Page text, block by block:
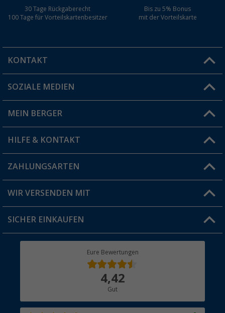
30 Tage Rückgaberecht
100 Tage für Vorteilskartenbesitzer
Bis zu 5% Bonus
mit der Vorteilskarte
KONTAKT
Du hast eine Frage?
Filiale finden
SOZIALE MEDIEN
MEIN BERGER
Vorteilskarte
Blog
Jobs & Karriere
HILFE & KONTAKT
FAQ & Kontakt
Versandinformationen
Rücksendung
ZAHLUNGSARTEN
WIR VERSENDEN MIT
SICHER EINKAUFEN
Eure Bewertungen
4,42
Gut